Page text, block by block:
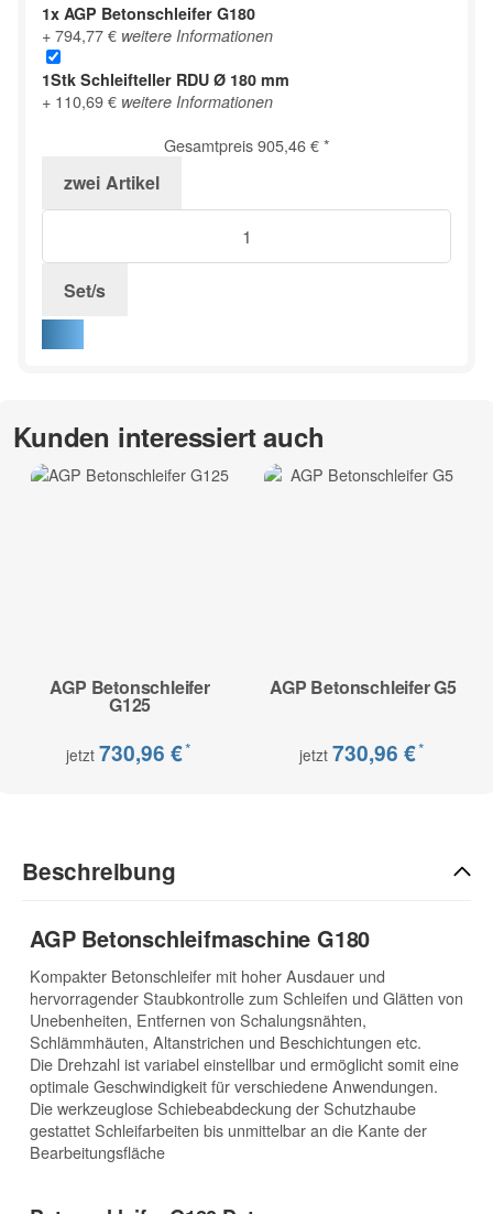
1x AGP Betonschleifer G180
+ 794,77 € weitere Informationen
1Stk Schleifteller RDU Ø 180 mm
+ 110,69 € weitere Informationen
Gesamtpreis905,46 € *
zwei Artikel
Set/s
Kunden interessiert auch
AGP Betonschleifer
G125
jetzt 730,96 €*
AGP Betonschleifer G5
jetzt 730,96 €*
Beschreibung
AGP Betonschleifmaschine G180
Kompakter Betonschleifer mit hoher Ausdauer und
hervorragender Staubkontrolle zum Schleifen und Glätten von
Unebenheiten, Entfernen von Schalungsnähten,
Schlämmhäuten, Altanstrichen und Beschichtungen etc.
Die Drehzahl ist variabel einstellbar und ermöglicht somit eine
optimale Geschwindigkeit für verschiedene Anwendungen.
Die werkzeuglose Schiebeabdeckung der Schutzhaube
gestattet Schleifarbeiten bis unmittelbar an die Kante der
Bearbeitungsfläche